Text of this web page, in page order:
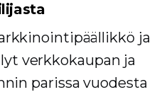
ja
verkkokaupan ja
parissa vuodesta